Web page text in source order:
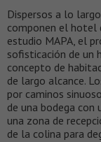
Dispersos a lo
componen el hotel
estudio MAPA, el
sofisticación de un
concepto de
de largo alcance.
por caminos
de una bodega
una zona de
de la colina para